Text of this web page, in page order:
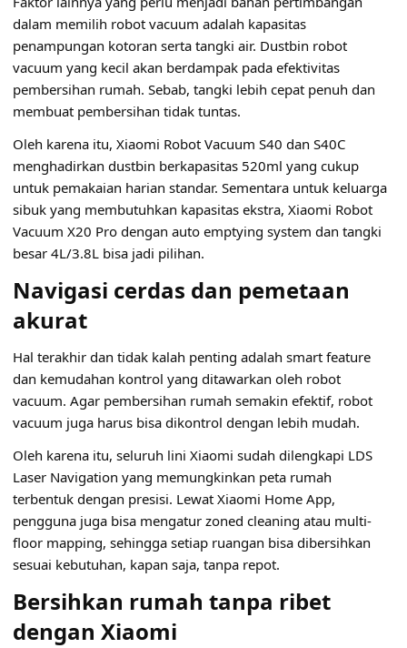
dalam memilih robot vacuum adalah kapasitas
penampungan kotoran serta tangki air. Dustbin robot
vacuum yang kecil akan berdampak pada efektivitas
pembersihan rumah. Sebab, tangki lebih cepat penuh dan
membuat pembersihan tidak tuntas.
Oleh karena itu, Xiaomi Robot Vacuum S40 dan S40C
menghadirkan dustbin berkapasitas 520ml yang cukup
untuk pemakaian harian standar. Sementara untuk keluarga
sibuk yang membutuhkan kapasitas ekstra, Xiaomi Robot
Vacuum X20 Pro dengan auto emptying system dan tangki
besar 4L/3.8L bisa jadi pilihan.
Navigasi cerdas dan pemetaan
akurat
Hal terakhir dan tidak kalah penting adalah smart feature
dan kemudahan kontrol yang ditawarkan oleh robot
vacuum. Agar pembersihan rumah semakin efektif, robot
vacuum juga harus bisa dikontrol dengan lebih mudah.
Oleh karena itu, seluruh lini Xiaomi sudah dilengkapi LDS
Laser Navigation yang memungkinkan peta rumah
terbentuk dengan presisi. Lewat Xiaomi Home App,
pengguna juga bisa mengatur zoned cleaning atau multi-
floor mapping, sehingga setiap ruangan bisa dibersihkan
sesuai kebutuhan, kapan saja, tanpa repot.
Bersihkan rumah tanpa ribet
dengan Xiaomi